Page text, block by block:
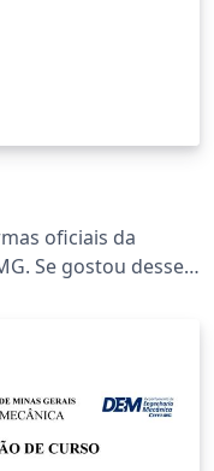
oficiais da